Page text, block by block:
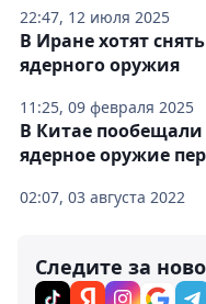
22:47, 12 июля 2025
11:25, 09 февраля 2025
В Иране хотят
ядерного оружия
02:07, 03 августа 2022
В Китае
ядерное оружие
Следите за